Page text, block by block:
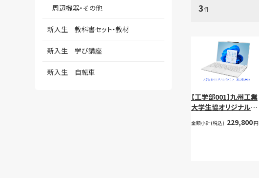
周辺機器・その他
新入生 教科書セット・教材
新入生 学び講座
新入生 自転車
3件
【工学部001】九州工業
大学生協オリジナルパ
金額小計(税込) 229,800円